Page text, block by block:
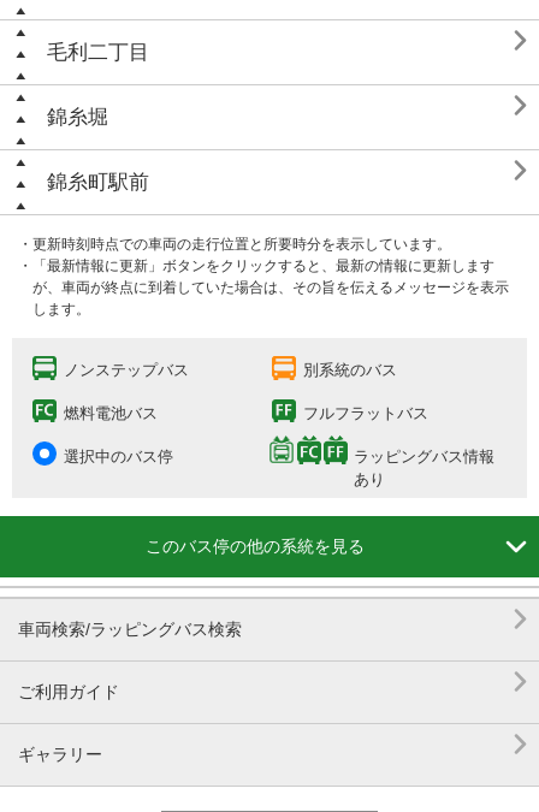
毛利二丁目 
錦糸堀 
錦糸町駅前 
・更新時刻時点での車両の走行位置と所要時分を表示しています。
・「最新情報に更新」ボタンをクリックすると、最新の情報に更新します
が、車両が終点に到着していた場合は、その旨を伝えるメッセージを表示
します。
ノンステップバス 別系統のバス
燃料電池バス フルフラットバス
選択中のバス停
ラッピングバス情報
あり
このバス停の他の系統を見る 
車両検索/ラッピングバス検索 
ご利用ガイド 
ギャラリー 